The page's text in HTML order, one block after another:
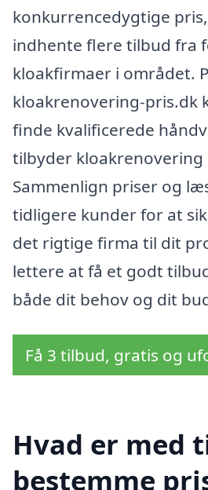
konkurrencedygtige
indhente flere tilbud fra
kloakfirmaer i området.
kloakrenovering-pris.dk
finde kvalificerede
tilbyder kloakrenovering
Sammenlign priser og
tidligere kunder for at
det rigtige firma til dit
lettere at få et godt
både dit behov og dit
Få 3 tilbud, gratis og
Hvad er med
bestemme